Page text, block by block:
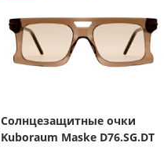
Солнцезащитные очки
Kuboraum Maske D76.SG.DT